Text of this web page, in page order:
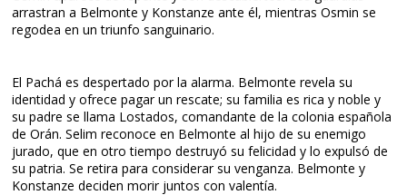
arrastran a Belmonte y Konstanze ante él, mientras Osmin se
regodea en un triunfo sanguinario.
El Pachá es despertado por la alarma. Belmonte revela su
identidad y ofrece pagar un rescate; su familia es rica y noble y
su padre se llama Lostados, comandante de la colonia española
de Orán. Selim reconoce en Belmonte al hijo de su enemigo
jurado, que en otro tiempo destruyó su felicidad y lo expulsó de
su patria. Se retira para considerar su venganza. Belmonte y
Konstanze deciden morir juntos con valentía.